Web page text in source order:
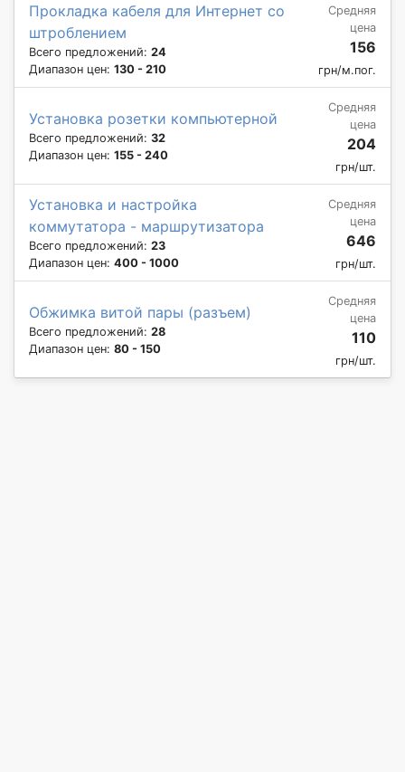
Прокладка кабеля для Интернет со
штроблением
Всего предложений: 24
Диапазон цен: 130 - 210
Средняя
цена
156
грн/м.пог.
Установка розетки компьютерной
Всего предложений: 32
Диапазон цен: 155 - 240
Средняя
цена
204
грн/шт.
Установка и настройка
коммутатора - маршрутизатора
Всего предложений: 23
Диапазон цен: 400 - 1000
Средняя
цена
646
грн/шт.
Обжимка витой пары (разъем)
Всего предложений: 28
Диапазон цен: 80 - 150
Средняя
цена
110
грн/шт.